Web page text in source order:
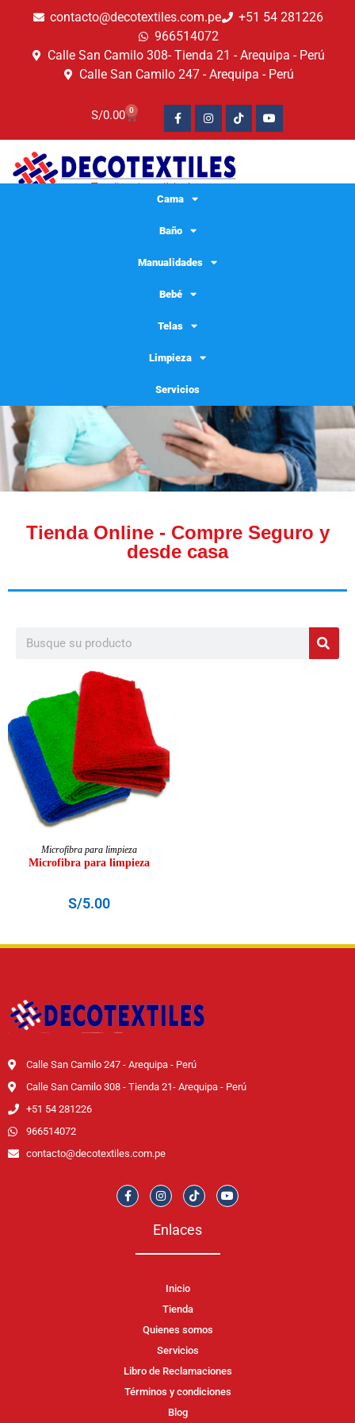
contacto@decotextiles.com.pe
+51 54 281226
966514072
Calle San Camilo 308- Tienda 21 - Arequipa - Perú
Calle San Camilo 247 - Arequipa - Perú​
S/0.00 0
Cama
Baño
Manualidades
Bebé
Telas
Limpieza
Servicios
Microfibra para limpieza
Tienda Online - Compre Seguro y
desde casa
AÑADIR AL CARRITO
Microfibra para limpieza
Microfibra para limpieza
S/5.00
Calle San Camilo 247 - Arequipa - Perú
Calle San Camilo 308 - Tienda 21- Arequipa - Perú
+51 54 281226
966514072
contacto@decotextiles.com.pe
Enlaces
Inicio
Tienda
Quienes somos
Servicios
Libro de Reclamaciones
Términos y condiciones
Blog